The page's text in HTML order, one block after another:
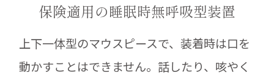
保険適用の睡眠時無呼吸型装置
上下一体型のマウスピースで、装着時は口を
動かすことはできません。話したり、咳やく